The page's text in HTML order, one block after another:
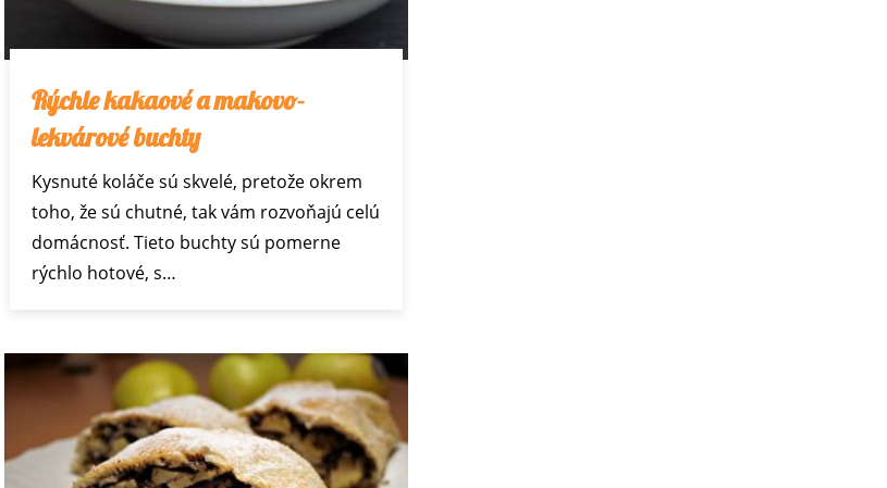
Rýchle kakaové a makovo-
lekvárové buchty
Kysnuté koláče sú skvelé, pretože okrem
toho, že sú chutné, tak vám rozvoňajú celú
domácnosť. Tieto buchty sú pomerne
rýchlo hotové, s…